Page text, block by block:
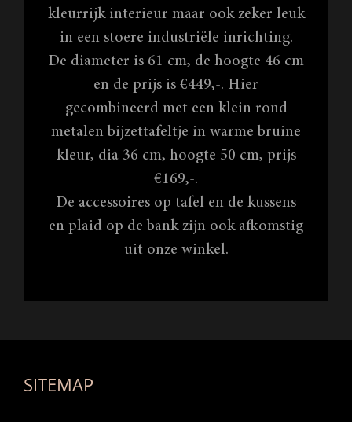
kleurrijk interieur maar ook zeker leuk
in een stoere industriële inrichting.
De diameter is 61 cm, de hoogte 46 cm
en de prijs is €449,-. Hier
gecombineerd met een klein rond
metalen bijzettafeltje in warme bruine
kleur, dia 36 cm, hoogte 50 cm, prijs
€169,-.
De accessoires op tafel en de kussens
en plaid op de bank zijn ook afkomstig
uit onze winkel.
SITEMAP